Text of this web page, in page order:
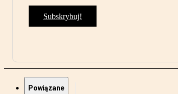
Subskrybuj!
Powiązane